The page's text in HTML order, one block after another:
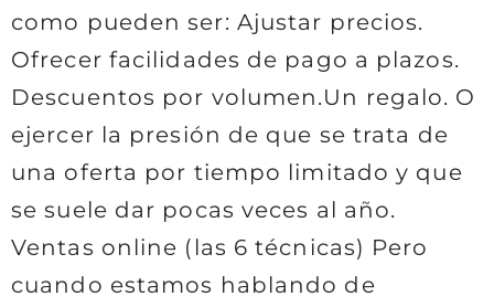
como pueden ser: Ajustar precios.
Ofrecer facilidades de pago a plazos.
Descuentos por volumen.Un regalo. O
ejercer la presión de que se trata de
una oferta por tiempo limitado y que
se suele dar pocas veces al año.
Ventas online (las 6 técnicas) Pero
cuando estamos hablando de